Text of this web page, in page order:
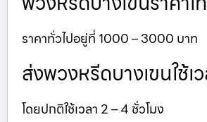
ราคาทั่วไปอยู่ที่ 1000 – 3000 บาท
ส่งพวงหรีดบางเขนใช้เ
โดยปกติใช้เวลา 2 – 4 ชั่วโมง